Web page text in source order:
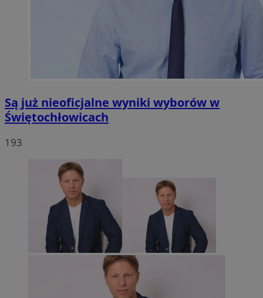
Są już nieoficjalne wyniki wyborów w
Świętochłowicach
193